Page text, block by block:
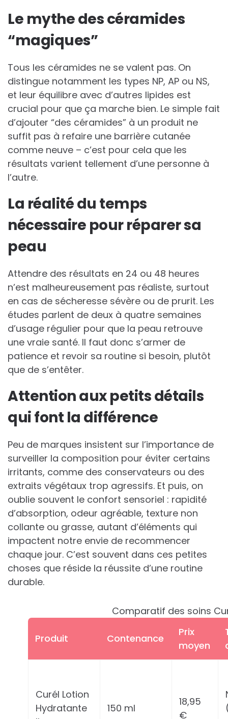
Le mythe des céramides
“magiques”
Tous les céramides ne se valent pas. On
distingue notamment les types NP, AP ou NS,
et leur équilibre avec d’autres lipides est
crucial pour que ça marche bien. Le simple fait
d’ajouter “des céramides” à un produit ne
suffit pas à refaire une barrière cutanée
comme neuve – c’est pour cela que les
résultats varient tellement d’une personne à
l’autre.
La réalité du temps
nécessaire pour réparer sa
peau
Attendre des résultats en 24 ou 48 heures
n’est malheureusement pas réaliste, surtout
en cas de sécheresse sévère ou de prurit. Les
études parlent de deux à quatre semaines
d’usage régulier pour que la peau retrouve
une vraie santé. Il faut donc s’armer de
patience et revoir sa routine si besoin, plutôt
que de s’entêter.
Attention aux petits détails
qui font la différence
Peu de marques insistent sur l’importance de
surveiller la composition pour éviter certains
irritants, comme des conservateurs ou des
extraits végétaux trop agressifs. Et puis, on
oublie souvent le confort sensoriel : rapidité
d’absorption, odeur agréable, texture non
collante ou grasse, autant d’éléments qui
impactent notre envie de recommencer
chaque jour. C’est souvent dans ces petites
choses que réside la réussite d’une routine
durable.
Comparatif des soins
Produit Contenance
Prix
moyen
Curél Lotion
Hydratante
150 ml
18,95
€